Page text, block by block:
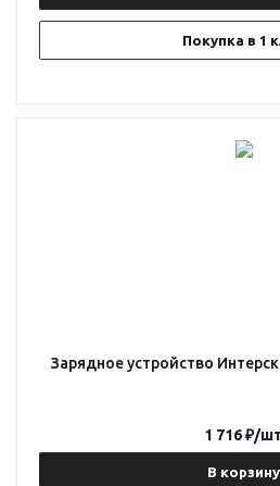
Покупка в 1
Зарядное устройство
В корзину
1 716₽/